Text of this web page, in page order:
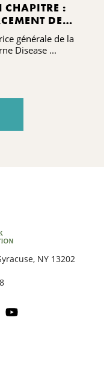
CHAPITRE :
DES
LA
DE LA
générale de la
Disease ...
NY 13202